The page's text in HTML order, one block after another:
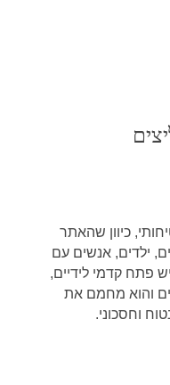
כיוון שהאתר
ילדים, אנשים עם
מוגבלויות. במייבש STELL’AIR יש פתח קדמי לידיים,
והוא מחמם את
וחסכוני.